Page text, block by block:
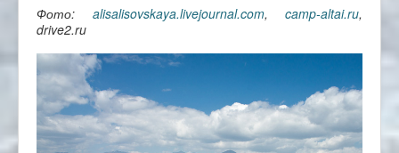
Фото: alisalisovskaya.livejournal.com, camp-altai.ru,
drive2.ru